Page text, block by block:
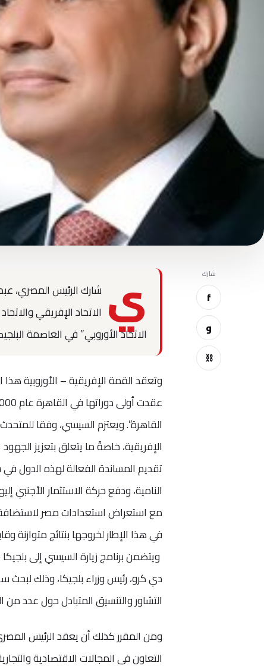
شارك
f
و
⛓
ي شارك الرئيس المصري،
الاتحاد الأوروبي” في العاصمة
القاهرة”. ويعتزم السيسي، وفقا
الإفريقية، خاصةً ما يتعلق بتعزيز
النامية، ودفع حركة الاستثمار الأجنبي
في هذا الإطار لخروجها بنتائج متوازنة
ويتضمن برنامج زيارة السيسي إلى
دي كرو، رئيس وزراء بلجيكا، وذلك لبحث
التشاور والتنسيق المتبادل حول عدد من
ومن المقرر كذلك أن يعقد الرئيس
التعاون فى المجالات الاقتصادية